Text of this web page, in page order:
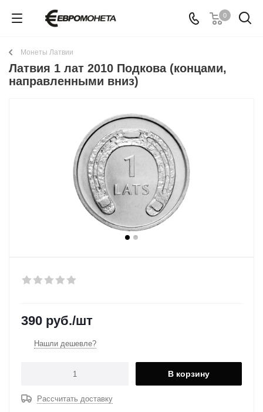
0
Монеты Латвии
Латвия 1 лат 2010 Подкова (концами,
направленными вниз)
390 руб./шт
Нашли дешевле?
В корзину
Рассчитать доставку